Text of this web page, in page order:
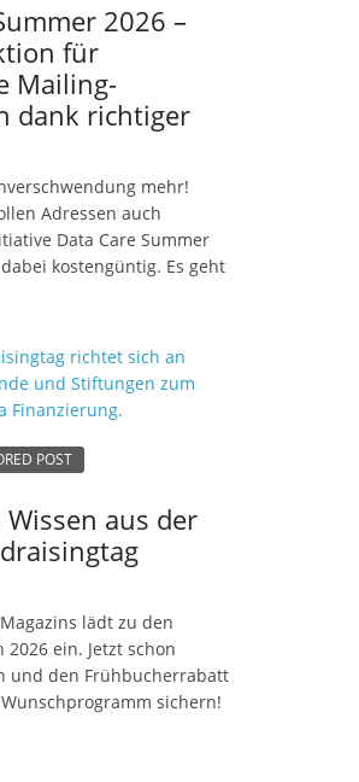
2026 –
für
Mailing-
dank richtiger
mehr!
Adressen auch
Data Care Summer
kostengüntig. Es geht
POST
aus der
lädt zu den
ein. Jetzt schon
und den Frühbucherrabatt
sichern!